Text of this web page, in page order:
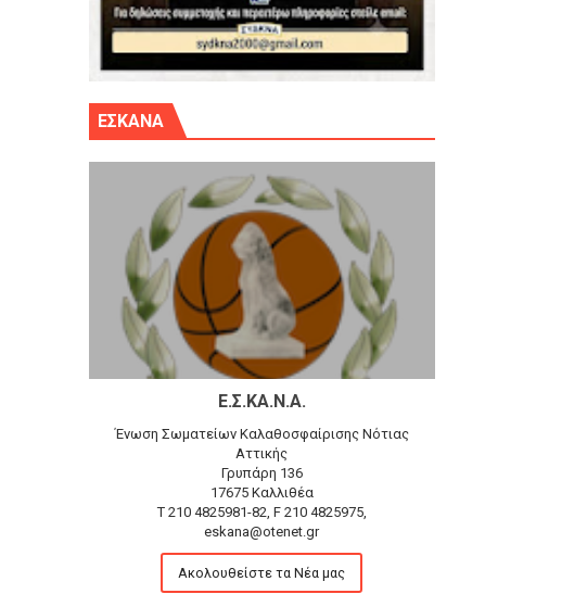
νέο κλ. Αγίου Δημητρίου την Κυριακή 14.6.26
video του αγώνα)
1) νίκησε τον Προφήτη Ηλία 78-74 στα Καμίνια
ΕΣΚΑΝΑ
Ε.Σ.ΚΑ.Ν.Α.
Ένωση Σωματείων Καλαθοσφαίρισης Νότιας
Αττικής
Γρυπάρη 136
17675 Καλλιθέα
T 210 4825981-82, F 210 4825975,
eskana@otenet.gr
Ακολουθείστε τα Νέα μας